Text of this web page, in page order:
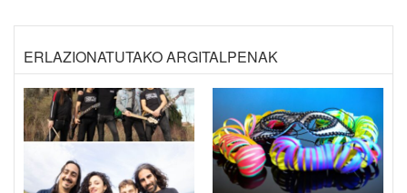
ERLAZIONATUTAKO ARGITALPENAK